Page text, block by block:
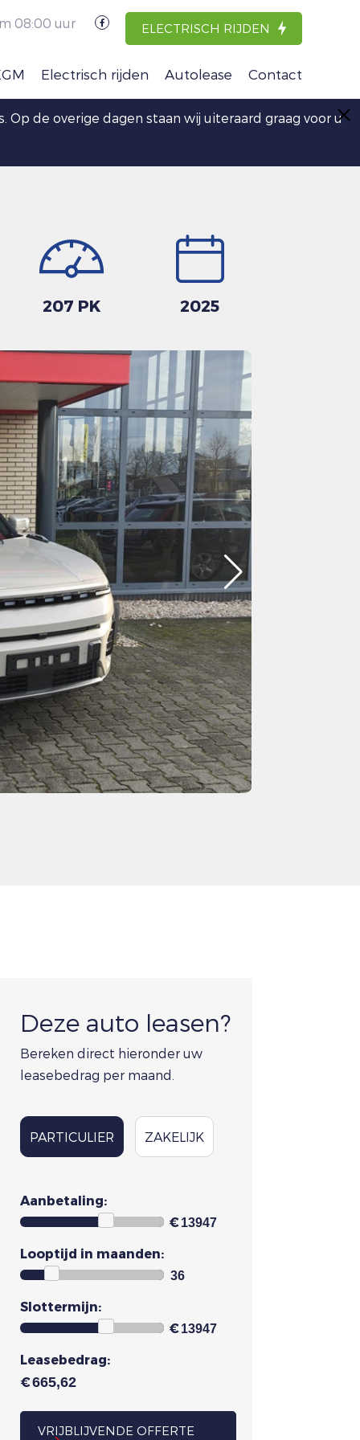
Op de overige dagen staan wij uiteraard graag voor u
08:00 uur ELECTRISCH RIJDEN
Electrisch rijden Autolease Contact
207 PK 2025
Deze auto leasen?
Bereken direct hieronder uw
leasebedrag per maand.
PARTICULIER ZAKELIJK
Aanbetaling:
€
Looptijd in maanden:
Slottermijn:
€
Leasebedrag:
€
VRIJBLIJVENDE OFFERTE